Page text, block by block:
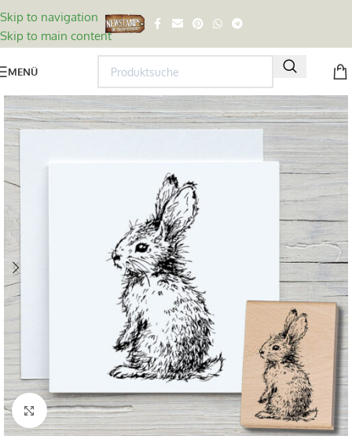
Skip to navigation
Skip to main content
MENÜ
Click to enlarge